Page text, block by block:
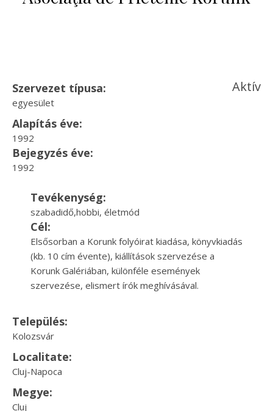
Szervezet típusa:
egyesület
Aktív
Alapítás éve:
1992
Bejegyzés éve:
1992
Tevékenység:
szabadidő,hobbi, életmód
Cél:
Elsősorban a Korunk folyóirat kiadása, könyvkiadás
(kb. 10 cím évente), kiállítások szervezése a
Korunk Galériában, különféle események
szervezése, elismert írók meghívásával.
Település:
Kolozsvár
Localitate:
Cluj-Napoca
Megye:
Cluj